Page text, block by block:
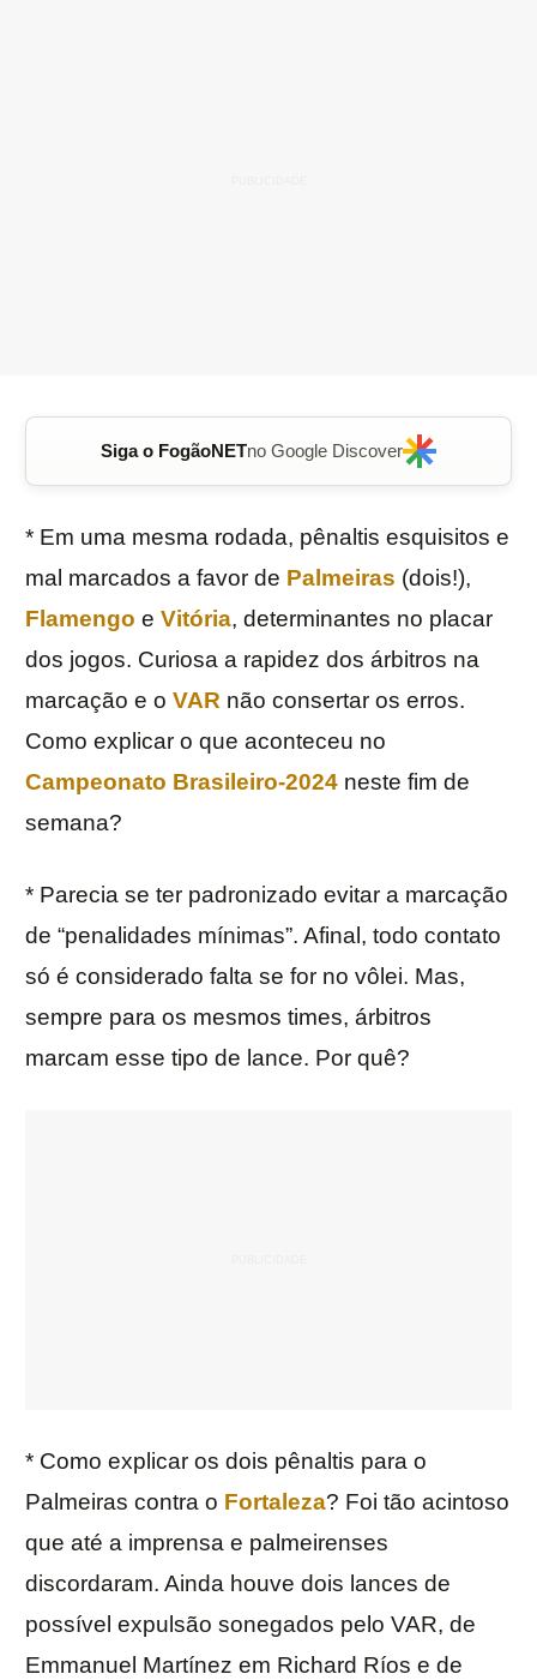
Siga o FogãoNETno Google Discover
* Em uma mesma rodada, pênaltis esquisitos e
mal marcados a favor de Palmeiras (dois!),
Flamengo e Vitória, determinantes no placar
dos jogos. Curiosa a rapidez dos árbitros na
marcação e o VAR não consertar os erros.
Como explicar o que aconteceu no
Campeonato Brasileiro-2024 neste fim de
semana?
* Parecia se ter padronizado evitar a marcação
de “penalidades mínimas”. Afinal, todo contato
só é considerado falta se for no vôlei. Mas,
sempre para os mesmos times, árbitros
marcam esse tipo de lance. Por quê?
* Como explicar os dois pênaltis para o
Palmeiras contra o Fortaleza? Foi tão acintoso
que até a imprensa e palmeirenses
discordaram. Ainda houve dois lances de
possível expulsão sonegados pelo VAR, de
Emmanuel Martínez em Richard Ríos e de